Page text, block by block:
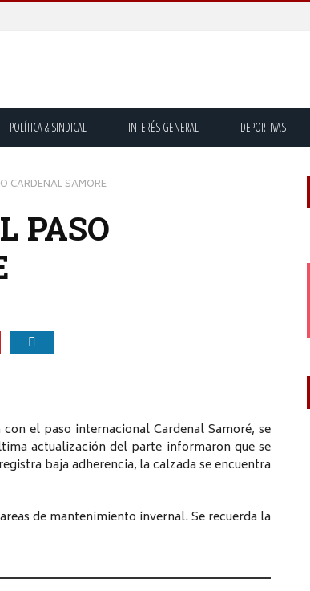
POLÍTICA & SINDICAL INTERÉS GENERAL DEPORTIVAS
CARDENAL SAMORE
PASO
el paso internacional Cardenal Samoré, se
actualización del parte informaron que se
baja adherencia, la calzada se encuentra
de mantenimiento invernal. Se recuerda la